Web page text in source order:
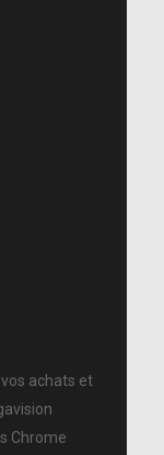
achats et
Chrome